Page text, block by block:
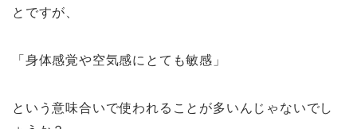
とですが、
「身体感覚や空気感にとても敏感」
という意味合いで使われることが多いんじゃないでし